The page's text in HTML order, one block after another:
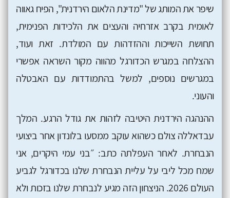
שיפר את המותג של "מדינת הלאום הירדנית", הפיח גאווה
לאומית בקרב אזרחיה והעצים את הלכידות הפנימית,
תחושת השייכות וההזדהות עם המולדת. זאת ועוד,
ההצלחה במגרש הכדורגל מהווה מקור השראה אפשרי
במגרשים נוספים, למשל בהתמודדות עם האבטלה
והעוני.
ההנהגה הירדנית היטיבה לזהות את גודל הרגע. המלך
עבדאללה צולם כשהוא עוקב ממסעו בלונדון אחר ביצועי
הנבחרת. לאחר העפלתה כתב: ״בני עמי היקרים, אני
שמח מכל ליבי על עליית הנבחרת שלנו בכדורגל לגביע
העולם 2026. הניצחון הזה מגיע לנבחרת שלנו בזכות ולא